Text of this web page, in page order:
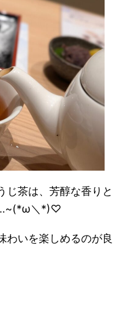
じ茶は、芳醇な香りと
~(*ω＼*)♡
わいを楽しめるのが良